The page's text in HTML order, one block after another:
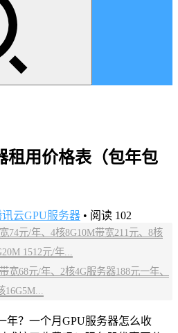
租用价格表（包年包
讯云GPU服务器 • 阅读 102
74元/年、4核8G10M带宽211元、8核
1512元/年...
宽68元/年、2核4G服务器188元一年、
年？一个月GPU服务器怎么收